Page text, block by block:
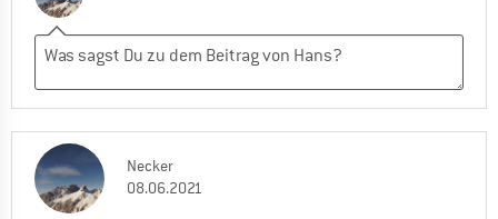
Necker
08.06.2021